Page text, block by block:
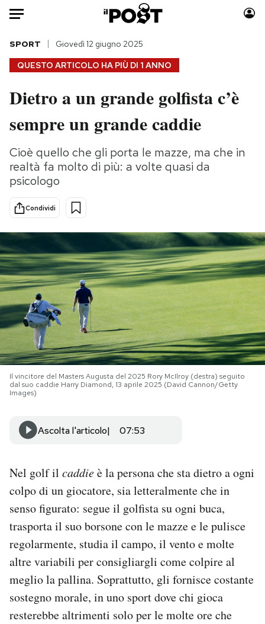
Auto
HOME
Italia
Politica
Tecnologia
Internet
Scienza
Cultura
Economia
Sport
Moda
Consumismi
Storie/Idee
Ok Boomer!
Mondiali calcio 2026
PODCAST
NEWSLETTER
I MIEI PREFERITI
Area Personale
Newsletter
Notifiche mobile
Regala il Post
Hai bisogno di aiuto?
Esci
QUESTO ARTICOLO HA PIÙ DI 1 ANNO
SPORT Giovedì 12 giugno 2025
Dietro a un grande golfista c’è
sempre un grande caddie
Cioè quello che gli porta le mazze, ma che in
realtà fa molto di più: a volte quasi da
psicologo
Condividi
Il vincitore del Masters Augusta del 2025 Rory McIlroy (destra) seguito
dal suo caddie Harry Diamond, 13 aprile 2025 (David Cannon/Getty
Images)
Ascolta l'articolo 07:53
Nel golf il caddieè la persona che sta dietro a ogni
colpo di un giocatore, sia letteralmente che in
senso figurato: segue il golfista su ogni buca,
trasporta il suo borsone con le mazze e le pulisce
regolarmente, studia il campo, il vento e molte
altre variabili per consigliargli come colpire al
meglio la pallina. Soprattutto, gli fornisce costante
sostegno morale, in uno sport dove chi gioca
resterebbe altrimenti solo per le molte ore che